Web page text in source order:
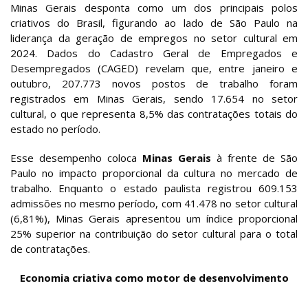
Minas Gerais desponta como um dos principais polos
criativos do Brasil, figurando ao lado de São Paulo na
liderança da geração de empregos no setor cultural em
2024. Dados do Cadastro Geral de Empregados e
Desempregados (CAGED) revelam que, entre janeiro e
outubro, 207.773 novos postos de trabalho foram
registrados em Minas Gerais, sendo 17.654 no setor
cultural, o que representa 8,5% das contratações totais do
estado no período.
Esse desempenho coloca Minas Gerais à frente de São
Paulo no impacto proporcional da cultura no mercado de
trabalho. Enquanto o estado paulista registrou 609.153
admissões no mesmo período, com 41.478 no setor cultural
(6,81%), Minas Gerais apresentou um índice proporcional
25% superior na contribuição do setor cultural para o total
de contratações.
Economia criativa como motor de desenvolvimento